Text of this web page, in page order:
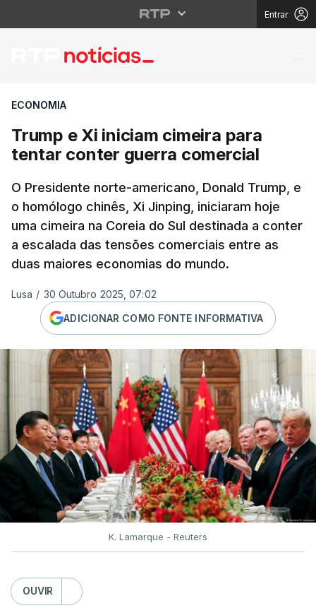
Entrar
Trump e Xi iniciam
ECONOMIA
Trump e Xi iniciam cimeira para
tentar conter guerra comercial
O Presidente norte-americano, Donald Trump, e
o homólogo chinês, Xi Jinping, iniciaram hoje
uma cimeira na Coreia do Sul destinada a conter
a escalada das tensões comerciais entre as
duas maiores economias do mundo.
Lusa / 30 Outubro 2025, 07:02
ADICIONAR COMO FONTE INFORMATIVA
K. Lamarque - Reuters
OUVIR